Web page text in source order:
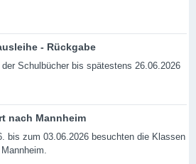
- Rückgabe
der Schulbücher bis spätestens 26.06.2026
nach Mannheim
bis zum 03.06.2026 besuchten die Klassen